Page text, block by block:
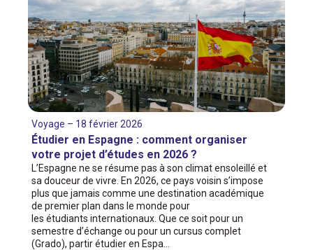
Voyage – 18 février 2026
Étudier en Espagne : comment organiser
votre projet d’études en 2026 ?
L’Espagne ne se résume pas à son climat ensoleillé et
sa douceur de vivre. En 2026, ce pays voisin s’impose
plus que jamais comme une destination académique
de premier plan dans le monde pour
les étudiants internationaux. Que ce soit pour un
semestre d’échange ou pour un cursus complet
(Grado), partir étudier en Espa…